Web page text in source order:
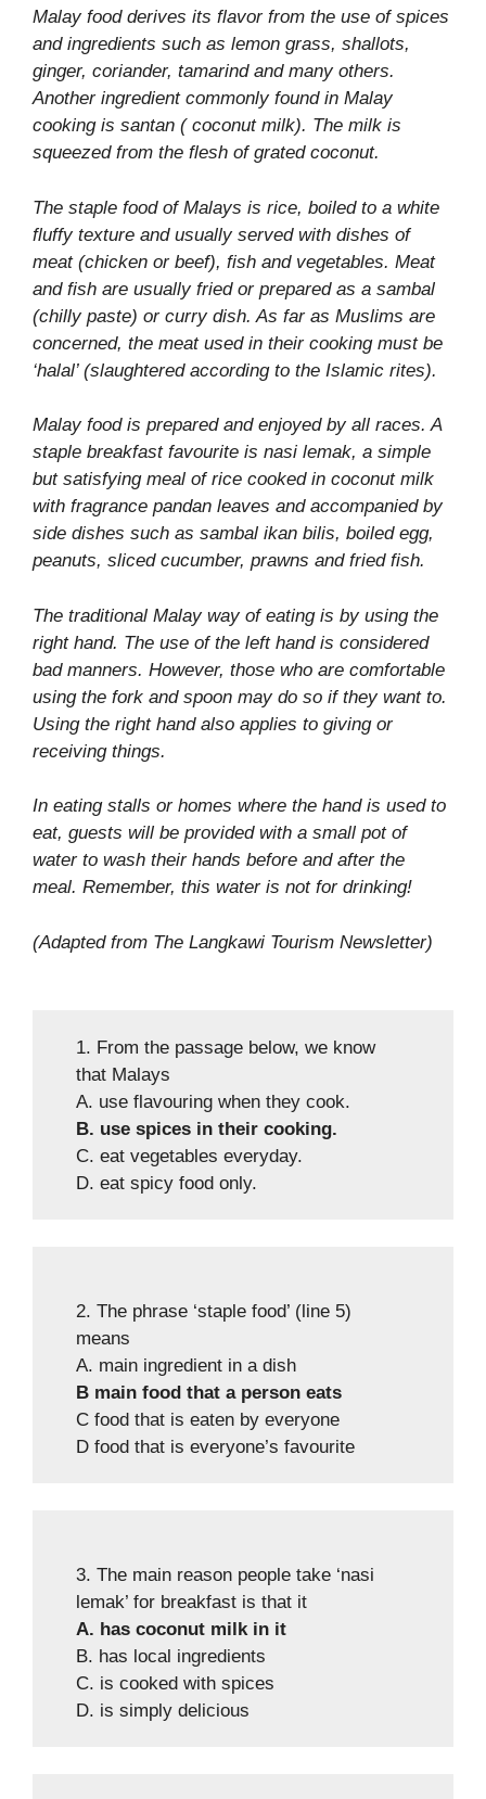
Malay food derives its flavor from the use of spices
and ingredients such as lemon grass, shallots,
ginger, coriander, tamarind and many others.
Another ingredient commonly found in Malay
cooking is santan ( coconut milk). The milk is
squeezed from the flesh of grated coconut.
The staple food of Malays is rice, boiled to a white
fluffy texture and usually served with dishes of
meat (chicken or beef), fish and vegetables. Meat
and fish are usually fried or prepared as a sambal
(chilly paste) or curry dish. As far as Muslims are
concerned, the meat used in their cooking must be
‘halal’ (slaughtered according to the Islamic rites).
Malay food is prepared and enjoyed by all races. A
staple breakfast favourite is nasi lemak, a simple
but satisfying meal of rice cooked in coconut milk
with fragrance pandan leaves and accompanied by
side dishes such as sambal ikan bilis, boiled egg,
peanuts, sliced cucumber, prawns and fried fish.
The traditional Malay way of eating is by using the
right hand. The use of the left hand is considered
bad manners. However, those who are comfortable
using the fork and spoon may do so if they want to.
Using the right hand also applies to giving or
receiving things.
In eating stalls or homes where the hand is used to
eat, guests will be provided with a small pot of
water to wash their hands before and after the
meal. Remember, this water is not for drinking!
(Adapted from The Langkawi Tourism Newsletter)
1. From the passage below, we know
that Malays
A. use flavouring when they cook.
B. use spices in their cooking.
C. eat vegetables everyday.
D. eat spicy food only.
2. The phrase ‘staple food’ (line 5)
means
A. main ingredient in a dish
B main food that a person eats
C food that is eaten by everyone
D food that is everyone’s favourite
3. The main reason people take ‘nasi
lemak’ for breakfast is that it
A. has coconut milk in it
B. has local ingredients
C. is cooked with spices
D. is simply delicious